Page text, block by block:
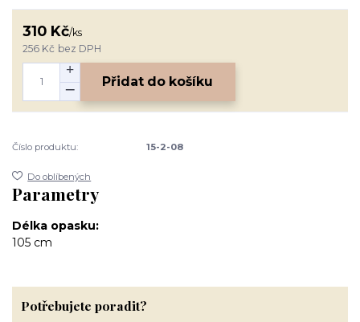
310 Kč/ks
256 Kč bez DPH
Přidat do košíku
Číslo produktu: 15-2-08
Do oblíbených
Parametry
Délka opasku
105 cm
Potřebujete poradit?